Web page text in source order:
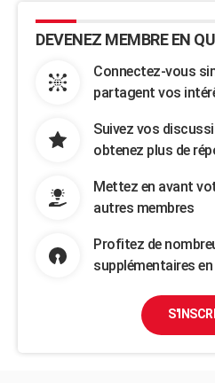
DEVENEZ MEMBRE EN
Connectez-vous
partagent vos
Suivez vos
obtenez plus de
Mettez en avant
autres membres
Profitez de
supplémentaires